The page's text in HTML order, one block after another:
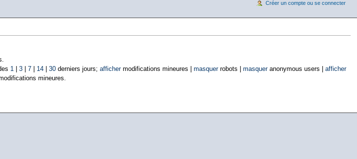
1 3| 7| 14| 30derniers jours; affichermodifications mineures | masquerrobots | masqueranonymous users | afficher
mineures.
Créer un compte ou se connecter